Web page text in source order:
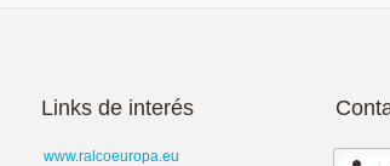
Links de interés
www.ralcoeuropa.eu